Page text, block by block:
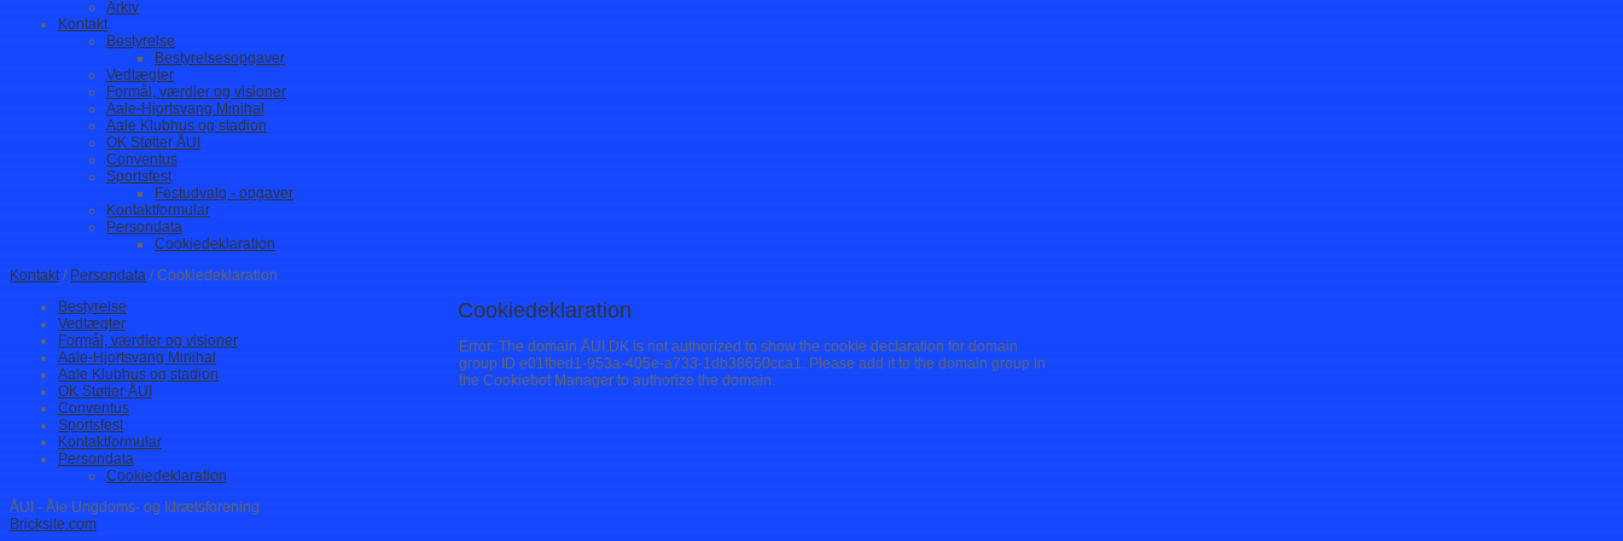
Arkiv
Kontakt
Bestyrelse
Bestyrelsesopgaver
Vedtægter
Formål, værdier og visioner
Aale-Hjortsvang Minihal
Aale Klubhus og stadion
OK Støtter ÅUI
Conventus
Sportsfest
Festudvalg - opgaver
Kontaktformular
Persondata
Cookiedeklaration
Kontakt/ Persondata / Cookiedeklaration
Bestyrelse
Vedtægter
Formål, værdier og visioner
Aale-Hjortsvang Minihal
Aale Klubhus og stadion
OK Støtter ÅUI
Conventus
Sportsfest
Kontaktformular
Persondata
Cookiedeklaration
Cookiedeklaration
Error: The domain ÅUI.DK is not authorized to show the cookie declaration for domain
group ID e01fbed1-953a-405e-a733-1db38650cca1. Please add it to the domain group in
the Cookiebot Manager to authorize the domain.
ÅUI - Åle Ungdoms- og Idrætsforening
Bricksite.com